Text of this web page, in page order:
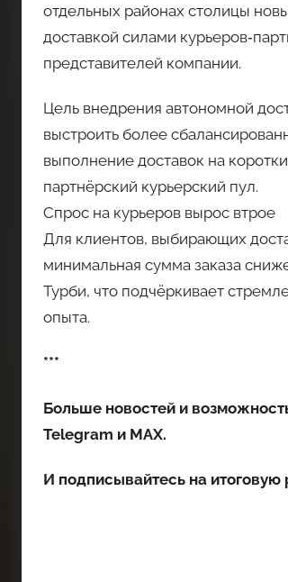
отдельных районах столицы
доставкой силами
представителей компании.
Цель внедрения автономной
выстроить более
выполнение доставок на
партнёрский курьерский пул.
Спрос на курьеров вырос втрое
Для клиентов, выбирающих
минимальная сумма заказа
Турби, что подчёркивает
опыта.
***
Больше новостей и
Telegram и MAX.
И подписывайтесь на